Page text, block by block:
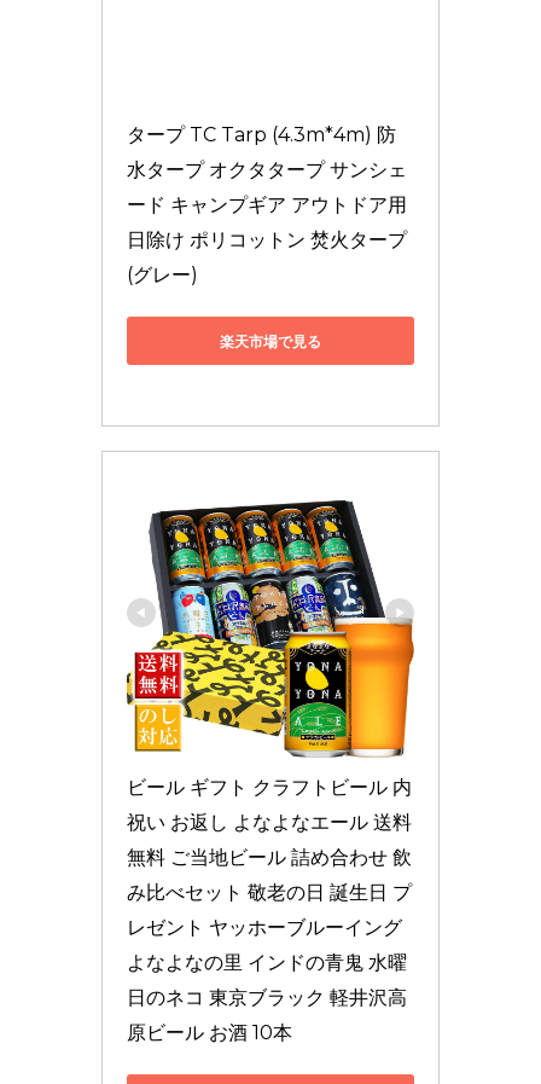
タープ TC Tarp (4.3m*4m) 防
水タープ オクタタープ サンシェ
ード キャンプギア アウトドア用
日除け ポリコットン 焚火タープ
(グレー)
楽天市場で見る
ビール ギフト クラフトビール 内
祝い お返し よなよなエール 送料
無料 ご当地ビール 詰め合わせ 飲
み比べセット 敬老の日 誕生日 プ
レゼント ヤッホーブルーイング
よなよなの里 インドの青鬼 水曜
日のネコ 東京ブラック 軽井沢高
原ビール お酒 10本